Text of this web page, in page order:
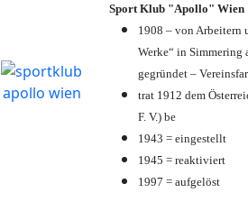
Sport Klub "Apollo" Wien
1908 – von Arbeitern
Werke“ in Simmering
gegründet –
trat 1912 dem
F. V.) be
1943 = eingestellt
1945 = reaktiviert
1997 = aufgelöst